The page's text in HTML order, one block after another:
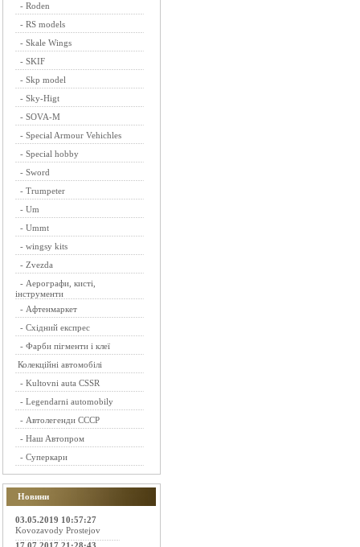
- Roden
- RS models
- Skale Wings
- SKIF
- Skp model
- Sky-Higt
- SOVA-M
- Special Armour Vehichles
- Special hobby
- Sword
- Trumpeter
- Um
- Ummt
- wingsy kits
- Zvezda
- Аерографи, кисті,
інструменти
- Афтенмаркет
- Східний експрес
- Фарби пігменти і клеї
Колекційні автомобілі
- Kultovni auta CSSR
- Legendarni automobily
- Автолегенди СССР
- Наш Автопром
- Суперкари
Новини
03.05.2019 10:57:27
Kovozavody Prostejov